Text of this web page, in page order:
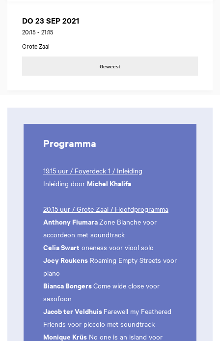
DO 23 SEP 2021
20:15 - 21:15
Grote Zaal
Geweest
Programma
19.15 uur / Foyerdeck 1 / Inleiding
Inleiding door Michel Khalifa
20.15 uur / Grote Zaal / Hoofdprogramma
Anthony FiumaraZone Blanche voor
accordeon met soundtrack
Celia Swart oneness voor viool solo
Joey Roukens Roaming Empty Streets voor
piano
Bianca BongersCome wide close voor
saxofoon
Jacob ter Veldhuis Farewell my Feathered
Friends voor piccolo met soundtrack
Monique Krüs No one is an island voor